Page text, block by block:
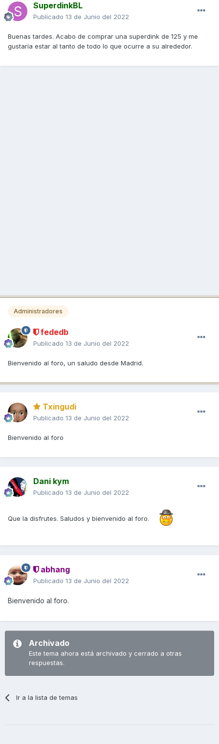
SuperdinkBL
Publicado 13 de Junio del 2022
Buenas tardes. Acabo de comprar una superdink de 125 y me
gustaría estar al tanto de todo lo que ocurre a su alrededor.
Administradores
fededb
Publicado 13 de Junio del 2022
Bienvenido al foro, un saludo desde Madrid.
Txingudi
Publicado 13 de Junio del 2022
Bienvenido al foro
Dani kym
Publicado 13 de Junio del 2022
Que la disfrutes. Saludos y bienvenido al foro.
abhang
Publicado 13 de Junio del 2022
Bienvenido al foro.
Archivado
Este tema ahora está archivado y cerrado a otras
respuestas.
Ir a la lista de temas